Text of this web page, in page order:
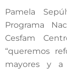
Pamela
Programa
Cesfam
“queremos
mayores y